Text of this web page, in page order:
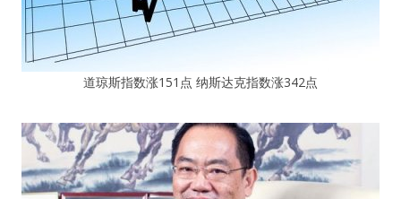
道琼斯指数涨151点 纳斯达克指数涨342点